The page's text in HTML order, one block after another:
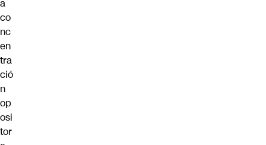
a
co
nc
en
tra
ció
n
op
osi
tor